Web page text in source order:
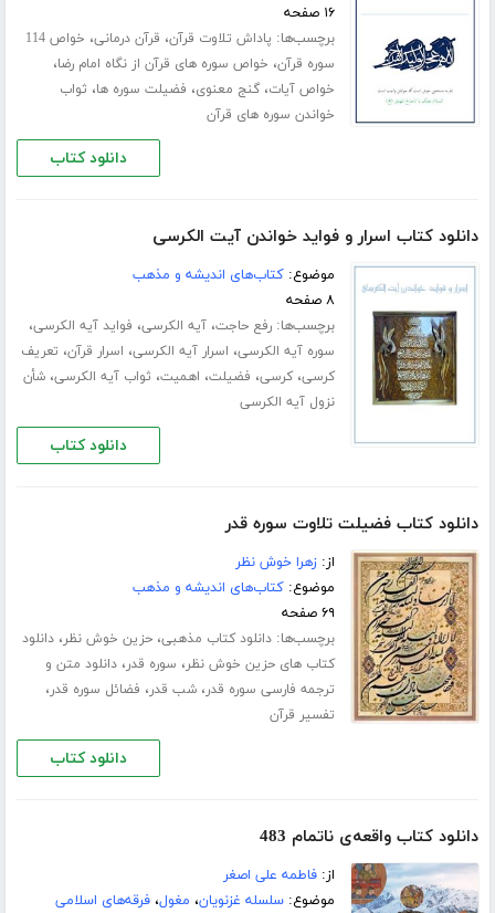
۱۶ صفحه
برچسب‌ها: پاداش تلاوت قرآن، قرآن درمانی،
خواص 114
سوره قرآن، خواص سوره های قرآن از نگاه امام رضا،
خواص آیات،گنج معنوی، فضیلت سوره ها، ثواب
خواندن سوره های قرآن
دانلود کتاب
دانلود کتاب اسرار و فواید خواندن آیت الکرسی
موضوع:کتاب‌های اندیشه و مذهب
۸ صفحه
برچسب‌ها:رفع حاجت،آیه الکرسی، فواید آیه الکرسی،
سوره آیه الکرسی، اسرار آیه الکرسی، اسرار قرآن، تعریف
کرسی،کرسی، فضیلت، اهمیت، ثواب آیه الکرسی،شأن
نزول آیه الکرسی
دانلود کتاب
دانلود کتاب فضیلت تلاوت سوره قدر
از:زهرا خوش نظر
موضوع:کتاب‌های اندیشه و مذهب
۶۹ صفحه
برچسب‌ها:دانلود کتاب مذهبی،حزین خوش نظر،دانلود
کتاب های حزین خوش نظر، سوره قدر،دانلود متن و
ترجمه فارسی سوره قدر،شب قدر، فضائل سوره قدر،
تفسیر قرآن
دانلود کتاب
دانلود کتاب واقعه‌ی ناتمام 483
از:فاطمه علی اصغر
موضوع:سلسله غزنویان، مغول،فرقه‌های اسلامی